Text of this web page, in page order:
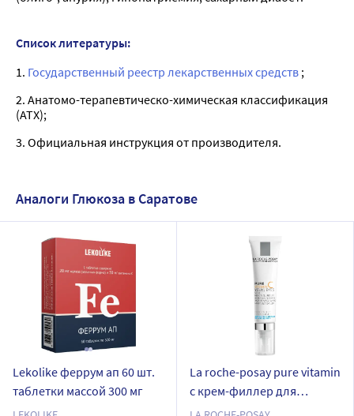
Список литературы:
1. Государственный реестр лекарственных средств ;
2. Анатомо-терапевтическо-химическая классификация
(ATX);
3. Официальная инструкция от производителя.
Аналоги Глюкоза в Саратове
Lekolike феррум ап 60 шт.
таблетки массой 300 мг
La roche-posay pure vitamin
с крем-филлер для
контура глаз для